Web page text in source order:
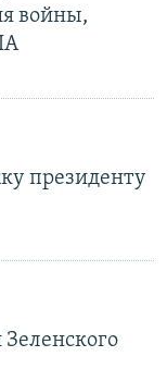
войны,
президенту